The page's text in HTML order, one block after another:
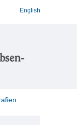
English